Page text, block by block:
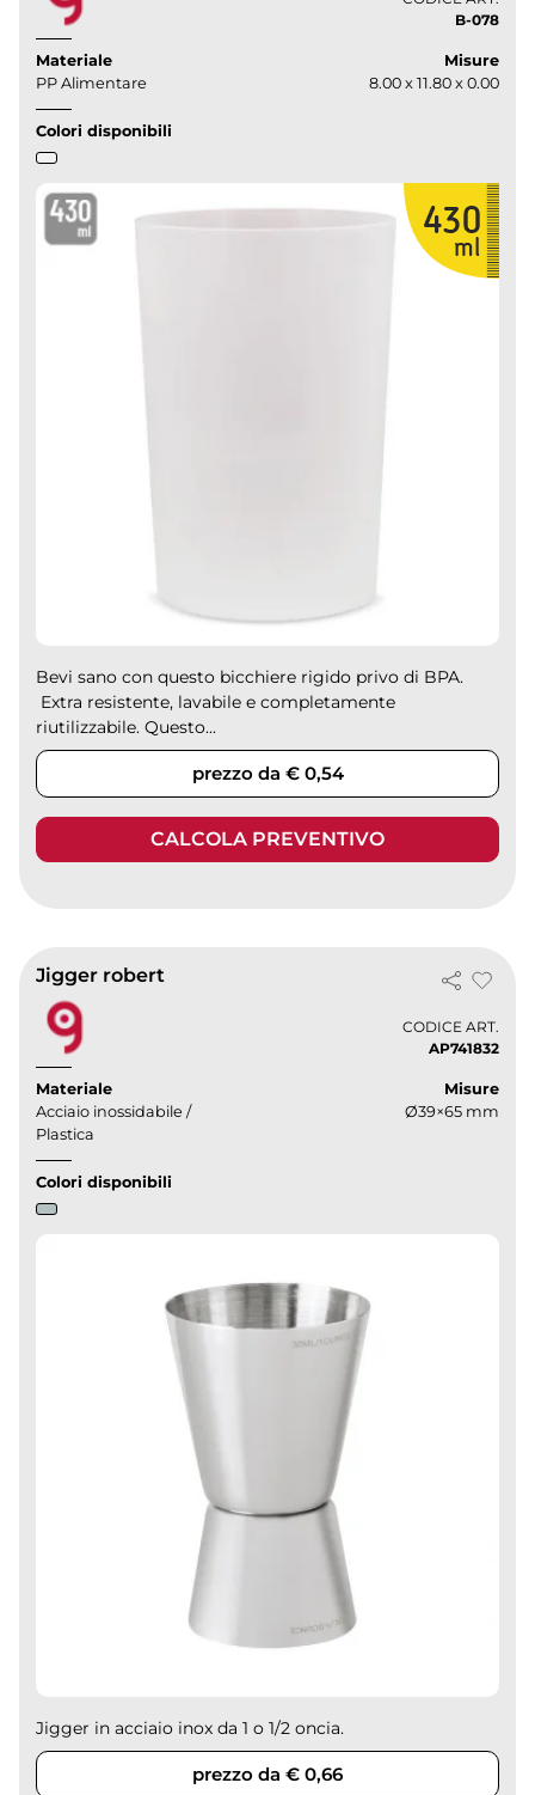
B-078
Materiale
PP Alimentare
Misure
8.00 x 11.80 x 0.00
Colori disponibili
Bevi sano con questo bicchiere rigido privo di BPA.
Extra resistente, lavabile e completamente
riutilizzabile. Questo...
prezzo da € 0,54
CALCOLA PREVENTIVO
Jigger robert
CODICE ART.
AP741832
Materiale
Acciaio inossidabile /
Plastica
Misure
Ø39×65 mm
Colori disponibili
Jigger in acciaio inox da 1 o 1/2 oncia.
prezzo da € 0,66